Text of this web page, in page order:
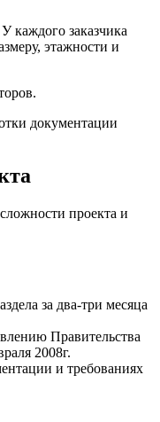
каждого заказчика
этажности и
документации
проекта и
за два-три месяца
Правительства
2008г.
и требованиях